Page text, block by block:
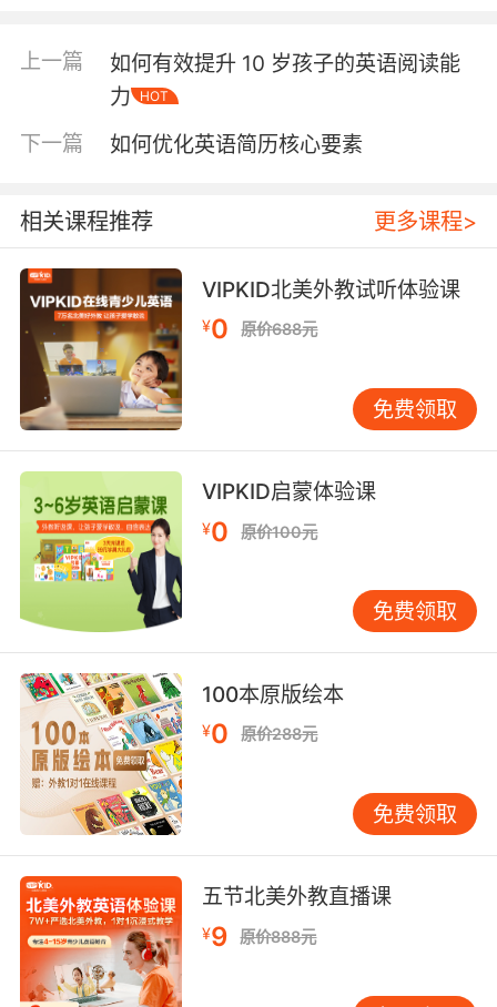
能让亚洲学员产生困惑，此时需转换为return to
the previous topic。VIPKID跨文化研究数据显
示，中西方在电话会议中的幽默使用频率存在3倍
差异，建议教师在正式教学会议中减少俚语笑
话，转而采用interesting point of view等中性表
议中2秒沉默即可能被打断，而亚洲语境下5秒沉
默属正常思考时间。VIPKID教学法专家提出3-2-
1原则：提问后默数3秒给予学员反应时间，若遇
2秒沉默则重复问题，1秒后仍未回应再指定回答
者。这种节奏控制能使跨文化沟通效率提升
27%。 三、场景应用：从理论到实践的跨越 教学
场景中的情景化用语设计至关重要。当学员网络
延迟时，标准话术It seems we’re experiencing
a technical glitch. Let’s recap the key points
while we troubleshoot既缓解尴尬又保障教学连
续性。VIPKID课堂观察数据显示，采用此类话术
的课程，学员焦虑指数下降35%，知识点复现率
提高50%。 突发情况处理考验用语灵活性。面对
设备故障，应避免直接说Your connection is
bad，改为The visual quality is lower than
usual, shall we continue with audio?。在家长
沟通场景中，使用We noticed some progress
in…替代Your child should improve…的句式，
可使家长配合度提升60%。VIPKID教师社区案例
表明，采用三明治反馈法（肯定-建议-鼓励）的
电话沟通，家长满意度达92.3%。 技术赋能为用
语创新提供可能。AI语音分析工具可实时检测教
师用语是否符合电话会议规范，情感识别系统能
提示语调变化对沟通效果的影响。VIPKID正在研
发的智能会议助手，可通过关键词提醒、实时翻
译等功能，帮助教师动态调整沟通策略。 掌握英
语电话会议用语本质是构建跨时空信任的过程。
VIPKID十年教学数据证实，系统学习电话会议用
上一篇
如何有效提升 10 岁孩子的英语阅读能
力
HOT
下一篇 如何优化英语简历核心要素
相关课程推荐 更多课程>
VIPKID北美外教试听体验课
¥0 原价688元
免费领取
VIPKID启蒙体验课
¥0 原价100元
免费领取
100本原版绘本
¥0 原价288元
免费领取
五节北美外教直播课
¥9 原价888元